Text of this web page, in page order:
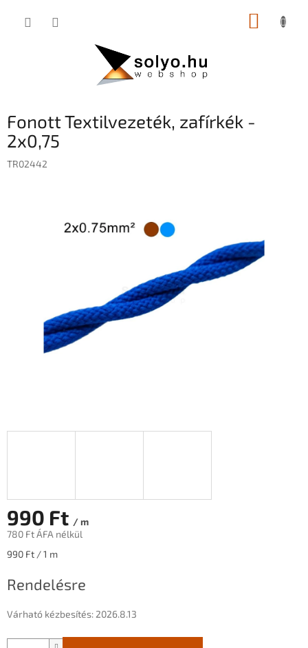
KOSÁR
Fonott Textilvezeték, zafírkék -
2x0,75
TR02442
990 Ft / m
780 Ft ÁFA nélkül
Egységár:
990 Ft / 1 m
Rendelésre
Várható kézbesítés: 2026.8.13